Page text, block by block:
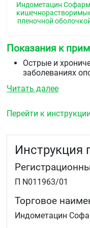
Индометацин
пленочной
Показания к
Острые и
заболеваниях
артрит
подагрический
травмы у
дисменорея.
Читать далее
Перейти к инструкции
П N011963/01
Торговое
Индометацин